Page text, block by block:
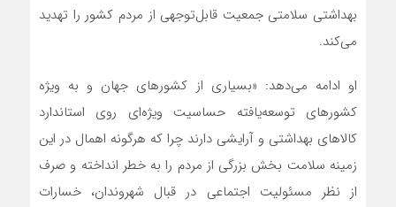
بهداشتی سلامتی جمعیت قابل‌توجهی از مردم کشور را تهدید
می‌کند.
او ادامه می‌دهد: «بسیاری از کشورهای جهان و به ویژه
کشورهای توسعه‌یافته حساسیت ویژه‌ای روی استاندارد
کالاهای بهداشتی و آرایشی دارند چرا که هرگونه اهمال در این
زمینه سلامت بخش بزرگی از مردم را به خطر انداخته و صرف
از نظر مسئولیت اجتماعی در قبال شهروندان، خسارات